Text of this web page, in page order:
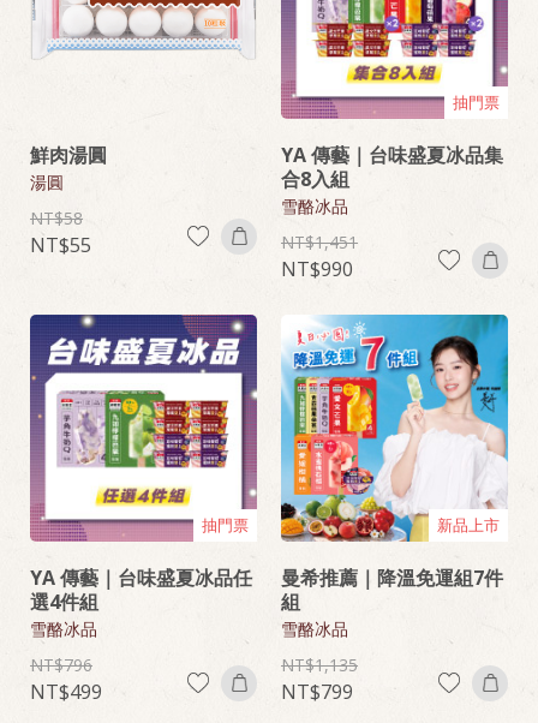
鮮肉湯圓
湯圓
58
55
抽門票
YA 傳藝｜台味盛夏冰品集
合8入組
雪酪冰品
1,451
990
抽門票
YA 傳藝｜台味盛夏冰品任
選4件組
雪酪冰品
796
499
新品上市
曼希推薦｜降溫免運組7件
組
雪酪冰品
1,135
799